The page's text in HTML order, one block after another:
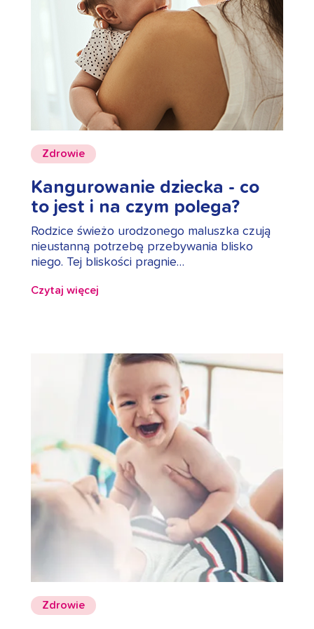
Zdrowie
Kangurowanie dziecka - co
to jest i na czym polega?
Rodzice świeżo urodzonego maluszka czują
nieustanną potrzebę przebywania blisko
niego. Tej bliskości pragnie…
Czytaj więcej
Zdrowie